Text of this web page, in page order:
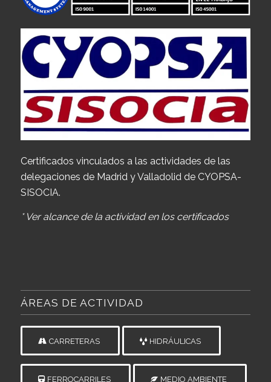
Certificados vinculados a las actividades de las
delegaciones de Madrid y Valladolid de CYOPSA-
SISOCIA.
* Ver alcance de la actividad en los certificados
ÁREAS DE ACTIVIDAD
CARRETERAS HIDRÁULICAS
FERROCARRILES MEDIO AMBIENTE